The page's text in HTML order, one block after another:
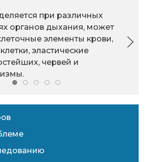
при различных
органов дыхания, может
элементы крови,
эластические
червей и